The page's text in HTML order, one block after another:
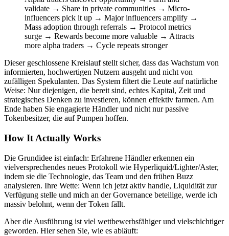
validate → Share in private communities → Micro-
influencers pick it up → Major influencers amplify →
Mass adoption through referrals → Protocol metrics
surge → Rewards become more valuable → Attracts
more alpha traders → Cycle repeats stronger
Dieser geschlossene Kreislauf stellt sicher, dass das Wachstum von
informierten, hochwertigen Nutzern ausgeht und nicht von
zufälligen Spekulanten. Das System filtert die Leute auf natürliche
Weise: Nur diejenigen, die bereit sind, echtes Kapital, Zeit und
strategisches Denken zu investieren, können effektiv farmen. Am
Ende haben Sie engagierte Händler und nicht nur passive
Tokenbesitzer, die auf Pumpen hoffen.
How It Actually Works
Die Grundidee ist einfach: Erfahrene Händler erkennen ein
vielversprechendes neues Protokoll wie Hyperliquid/Lighter/Aster,
indem sie die Technologie, das Team und den frühen Buzz
analysieren. Ihre Wette: Wenn ich jetzt aktiv handle, Liquidität zur
Verfügung stelle und mich an der Governance beteilige, werde ich
massiv belohnt, wenn der Token fällt.
Aber die Ausführung ist viel wettbewerbsfähiger und vielschichtiger
geworden. Hier sehen Sie, wie es abläuft: